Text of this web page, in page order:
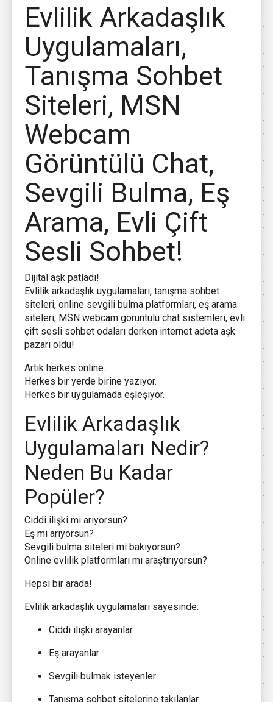
Evlilik Arkadaşlık
Uygulamaları,
Tanışma Sohbet
Siteleri, MSN
Webcam
Görüntülü Chat,
Sevgili Bulma, Eş
Arama, Evli Çift
Sesli Sohbet!
Dijital aşk patladı!
Evlilik arkadaşlık uygulamaları, tanışma sohbet
siteleri, online sevgili bulma platformları, eş arama
siteleri, MSN webcam görüntülü chat sistemleri, evli
çift sesli sohbet odaları derken internet adeta aşk
pazarı oldu!
Artık herkes online.
Herkes bir yerde birine yazıyor.
Herkes bir uygulamada eşleşiyor.
Evlilik Arkadaşlık
Uygulamaları Nedir?
Neden Bu Kadar
Popüler?
Ciddi ilişki mi arıyorsun?
Eş mi arıyorsun?
Sevgili bulma siteleri mi bakıyorsun?
Online evlilik platformları mı araştırıyorsun?
Hepsi bir arada!
Evlilik arkadaşlık uygulamaları sayesinde:
Ciddi ilişki arayanlar
Eş arayanlar
Sevgili bulmak isteyenler
Tanışma sohbet sitelerine takılanlar